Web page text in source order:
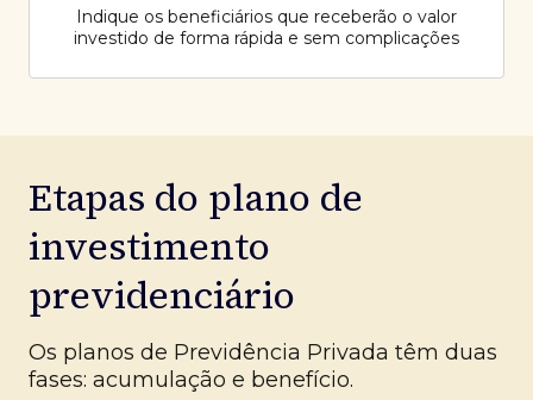
Indique os beneficiários que receberão o valor
investido de forma rápida e sem complicações
Etapas do plano de
investimento
previdenciário
Os planos de Previdência Privada têm duas
fases: acumulação e benefício.